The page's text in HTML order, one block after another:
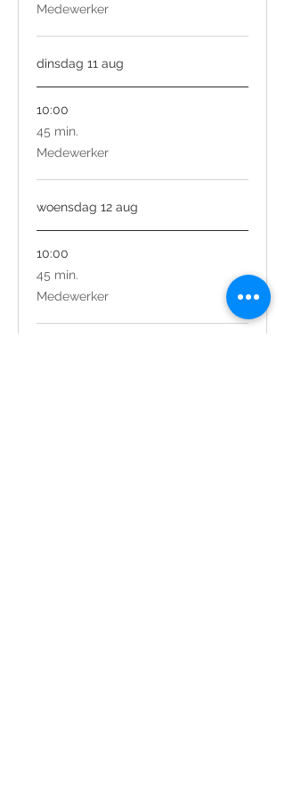
Medewerker
dinsdag 11 aug
10:00
45 min.
45
minuten
Medewerker
woensdag 12 aug
10:00
45 min.
45
minuten
Medewerker